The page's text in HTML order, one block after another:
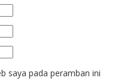
saya pada peramban ini